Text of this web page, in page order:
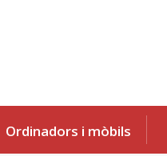
Ordinadors i mòbils